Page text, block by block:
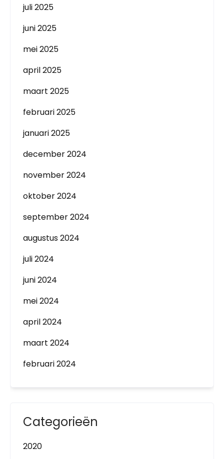
juli 2025
juni 2025
mei 2025
april 2025
maart 2025
februari 2025
januari 2025
december 2024
november 2024
oktober 2024
september 2024
augustus 2024
juli 2024
juni 2024
mei 2024
april 2024
maart 2024
februari 2024
Categorieën
2020